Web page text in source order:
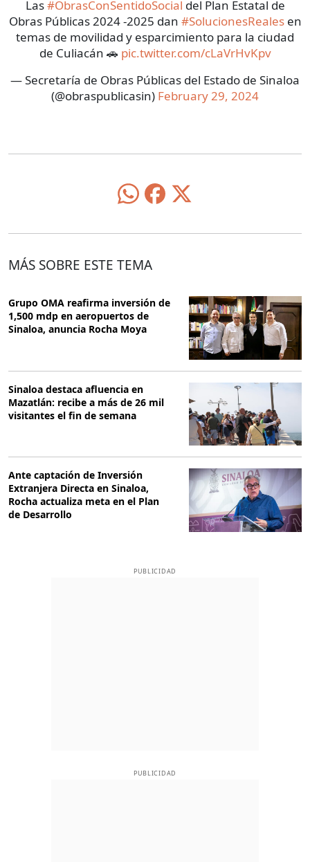
Las#ObrasConSentidoSocial del Plan Estatal de
Obras Públicas 2024 -2025 dan #SolucionesRealesen
temas de movilidad y esparcimiento para la ciudad
de Culiacán 🚗 pic.twitter.com/cLaVrHvKpv
— Secretaría de Obras Públicas del Estado de Sinaloa
(@obraspublicasin) February 29, 2024
MÁS SOBRE ESTE TEMA
Grupo OMA reafirma inversión de
1,500 mdp en aeropuertos de
Sinaloa, anuncia Rocha Moya
Sinaloa destaca afluencia en
Mazatlán: recibe a más de 26 mil
visitantes el fin de semana
Ante captación de Inversión
Extranjera Directa en Sinaloa,
Rocha actualiza meta en el Plan
de Desarrollo
PUBLICIDAD
PUBLICIDAD